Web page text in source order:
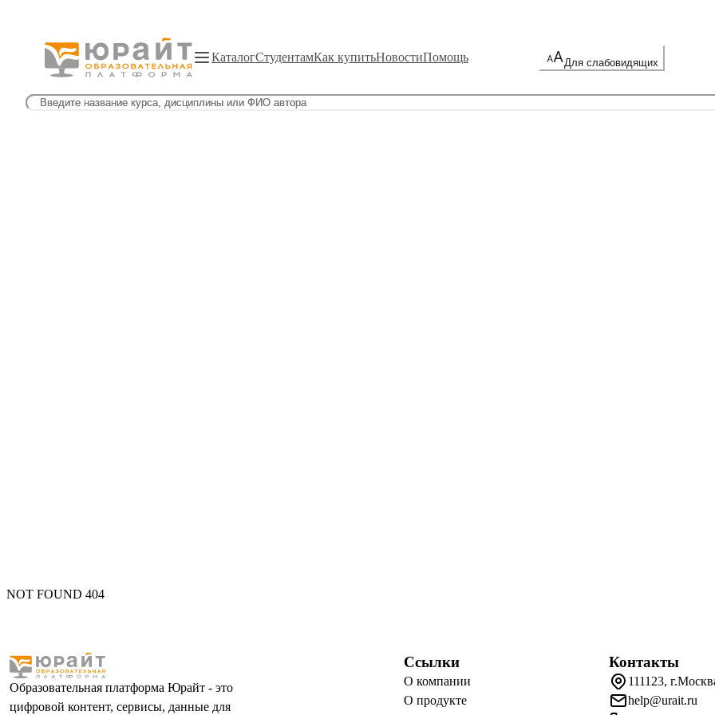
КаталогСтудентамКак купитьНовостиПомощь Для слабовидящих
NOT FOUND 404
Образовательная платформа Юрайт - это
цифровой контент, сервисы, данные для
Ссылки
О компании
О продукте
Контакты
111123,
help@urait.ru